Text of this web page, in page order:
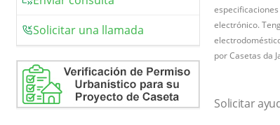
electrónico.
por Casetas da
Solicitar
Solicitar una llamada